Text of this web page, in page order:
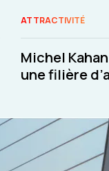
ATTRACTIVITÉ
Michel
une filière